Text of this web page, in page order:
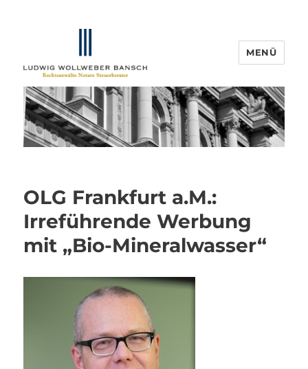
IP-Blogger.de
MENÜ
OLG Frankfurt a.M.:
Irreführende Werbung
mit „Bio-Mineralwasser“